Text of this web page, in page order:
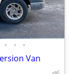
• • •
Van